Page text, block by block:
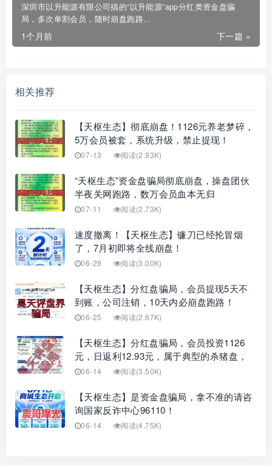
深圳市以升能源有限公司搞的“以升能源”app分红类资金盘骗
局，多次单割会员，随时崩盘跑路…
下一篇 »
1个月前
相关推荐
【天枢生态】彻底崩盘！1126元养老梦碎，
5万会员被套，系统升级，禁止提现！
07-13 阅读(2.93K)
“天枢生态”资金盘骗局彻底崩盘，操盘团伙
半夜关网跑路，数万会员血本无归
07-11 阅读(2.73K)
速度撤离！【天枢生态】镰刀已经抡冒烟
了，7月初即将全线崩盘！
06-29 阅读(3.00K)
【天枢生态】分红盘骗局，会员提现5天不
到账，公司注销，10天内必崩盘跑路！
06-25 阅读(2.67K)
【天枢生态】分红盘骗局，会员投资1126
元，日返利12.93元，属于典型的杀猪盘，
06-14 阅读(3.50K)
【天枢生态】是资金盘骗局，拿不准的请咨
询国家反诈中心96110！
06-14 阅读(4.75K)